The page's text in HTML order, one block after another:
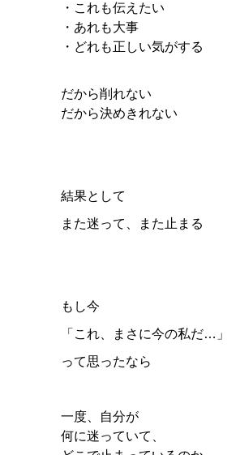
・これも伝えたい
・あれも大事
・どれも正しい気がする
だから削れない
だから決めきれない
結果として
また迷って、また止まる
もし今
「これ、まさに今の私だ…」
って思ったなら
一度、自分が
何に迷っていて、